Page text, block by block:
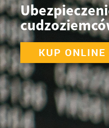
KUP ONLINE